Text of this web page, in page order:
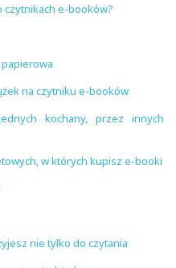
czytnikach e-booków?
na czytniku e-booków
kochany, przez innych
w których kupisz e-booki
nie tylko do czytania